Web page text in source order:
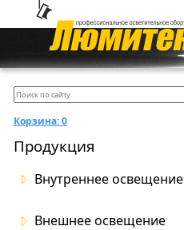
Корзина:0
Продукция
Внутреннее освещение
Внешнее освещение